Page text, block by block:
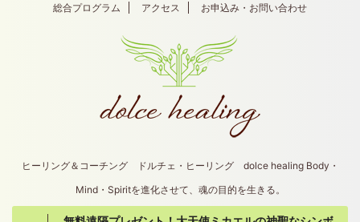
総合プログラム
アクセス お申込み・お問い合わせ
ヒーリング＆コーチング ドルチェ・ヒーリング dolce healing Body・
Mind・Spiritを進化させて、魂の目的を生きる。